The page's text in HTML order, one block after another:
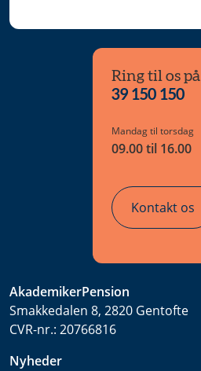
Ring til os på
39 150 150
Mandag til torsdag
09.00 til 16.00
Kontakt os
AkademikerPension
Smakkedalen 8, 2820 Gentofte
CVR-nr.: 20766816
Nyheder